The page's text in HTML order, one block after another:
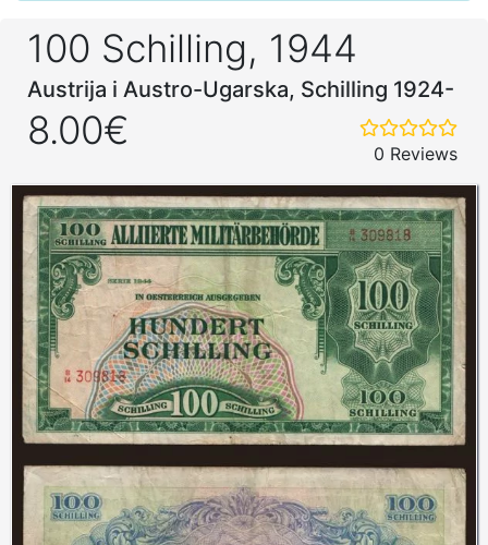
100 Schilling, 1944
Austrija i Austro-Ugarska, Schilling 1924-
8.00€
0 Reviews